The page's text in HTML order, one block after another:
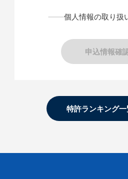
個人情報の取り扱
申込情報確
特許ランキング